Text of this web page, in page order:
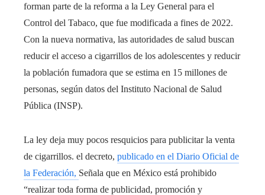
forman parte de la reforma a la Ley General para el
Control del Tabaco, que fue modificada a fines de 2022.
Con la nueva normativa, las autoridades de salud buscan
reducir el acceso a cigarrillos de los adolescentes y reducir
la población fumadora que se estima en 15 millones de
personas, según datos del Instituto Nacional de Salud
Pública (INSP).
La ley deja muy pocos resquicios para publicitar la venta
de cigarrillos. el decreto, publicado en el Diario Oficial de
la Federación, Señala que en México está prohibido
“realizar toda forma de publicidad, promoción y